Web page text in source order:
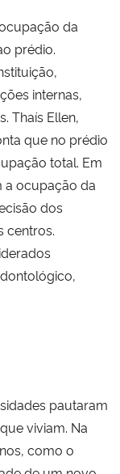
da
prédio.
internas,
Thaís Ellen,
que no prédio
total. Em
a ocupação da
dos
centros.
pautaram
viviam. Na
como o